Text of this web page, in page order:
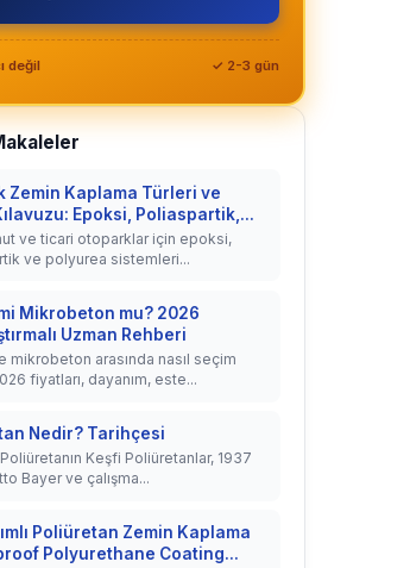
değil ✓ 2-3 gün
Zemin Kaplama Türleri ve
Epoksi, Poliaspartik,...
ve ticari otoparklar için epoksi,
ve polyurea sistemleri...
Mikrobeton mu? 2026
Uzman Rehberi
mikrobeton arasında nasıl seçim
fiyatları, dayanım, este...
Nedir? Tarihçesi
Keşfi Poliüretanlar, 1937
Bayer ve çalışma...
Poliüretan Zemin Kaplama
Polyurethane Coating...